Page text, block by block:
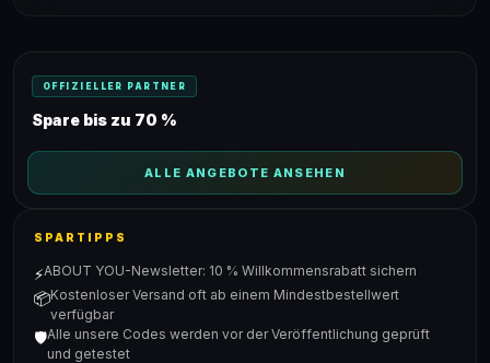
OFFIZIELLER PARTNER
Spare bis zu 70 %
ALLE ANGEBOTE ANSEHEN
SPARTIPPS
⚡ABOUT YOU-Newsletter: 10 % Willkommensrabatt sichern
📦Kostenloser Versand oft ab einem Mindestbestellwert
verfügbar
🛡️Alle unsere Codes werden vor der Veröffentlichung geprüft
und getestet